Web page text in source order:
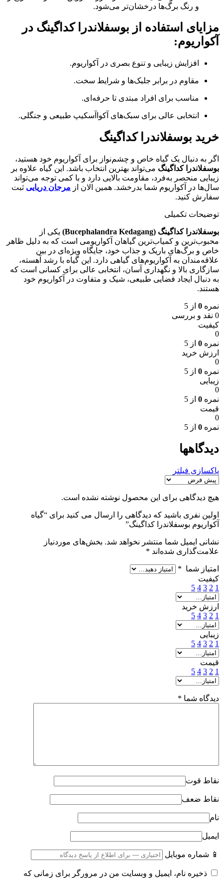
و رنگ برگ‌ها درخشان‌تر می‌شود.
مزایای استفاده از بوسفلاندرا کداگینگ در
آکواریوم:
افزایش زیبایی و تنوع بصری در آکواریوم.
مقاوم در برابر جلبک‌ها و شرایط سخت.
مناسب برای افراد مبتدی تا حرفه‌ای.
انتخابی عالی برای سبک‌های آکواآسکیپ طبیعی و جنگلی.
خرید بوسفلاندرا کداگینگ
اگر به دنبال یک گیاه خاص و چشم‌نواز برای آکواریوم خود هستید،
بوسفلاندرا کداگینگ می‌تواند بهترین انتخاب باشد. این گیاه علاوه بر
زیبایی منحصر به‌فرد، مقاومت بالایی دارد و با کمی توجه می‌تواند
سال‌ها در آکواریوم شما بدرخشد. همین الان از مرجان دریایی ثبت
سفارش کنید.
توضیحات تکمیلی
بوسفلاندرا کداگینگ (Bucephalandra Kedagang)
یکی از
محبوب‌ترین و کمیاب‌ترین گیاهان آکواریومی است که به دلیل ظاهر
خاص و برگ‌های باریک و جذاب خود، جایگاه ویژه‌ای در بین
علاقه‌مندان به آکواریوم‌های گیاهی دارد. این گیاه با رشد آهسته،
سازگاری بالا و نگهداری آسان، انتخابی عالی برای کسانی است که
به دنبال ایجاد فضایی طبیعی، شیک و متفاوت در آکواریوم خود
هستند.
نمره 0 از 5
0 نقد و بررسی
کیفیت
0
نمره 0 از 5
ارزش خرید
0
نمره 0 از 5
زیبایی
0
نمره 0 از 5
قیمت
0
نمره 0 از 5
دیدگاهها
پاکسازی فیلتر
هیچ دیدگاهی برای این محصول نوشته نشده است.
اولین نفری باشید که دیدگاهی را ارسال می کنید برای “گیاه
آکواریوم بوسفلاندرا کداگینگ”
نشانی ایمیل شما منتشر نخواهد شد. بخش‌های موردنیاز
علامت‌گذاری شده‌اند *
امتیاز شما *
کیفیت
1
2
3
4
5
ارزش خرید
1
2
3
4
5
زیبایی
1
2
3
4
5
قیمت
1
2
3
4
5
دیدگاه شما *
نقاط قوت
نقاط ضعف
نام
ایمیل
📱 شماره موبایل
ذخیره نام، ایمیل و وبسایت من در مرورگر برای زمانی که